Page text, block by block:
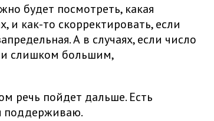
будет посмотреть, какая
и как-то скорректировать, если
А в случаях, если число
слишком большим,
речь пойдет дальше. Есть
поддерживаю.